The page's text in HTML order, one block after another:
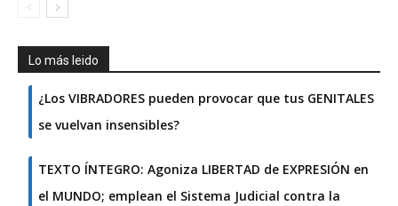
Lo más leido
¿Los VIBRADORES pueden provocar que tus GENITALES
se vuelvan insensibles?
TEXTO ÍNTEGRO: Agoniza LIBERTAD de EXPRESIÓN en
el MUNDO; emplean el Sistema Judicial contra la